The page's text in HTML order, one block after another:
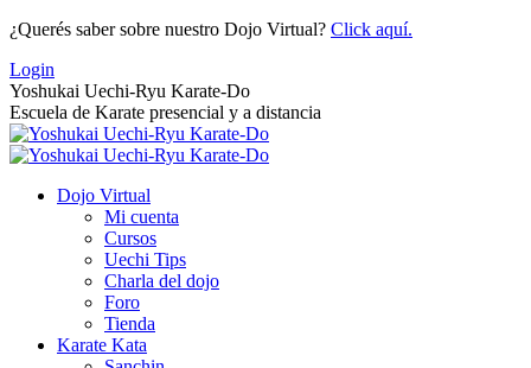
Saltar
contenido
¿Querés saber sobre nuestro Dojo Virtual? Click aquí.
Login
Yoshukai Uechi-Ryu Karate-Do
Escuela de Karate presencial y a distancia
Dojo Virtual
Mi cuenta
Cursos
Uechi Tips
Charla del dojo
Foro
Tienda
Karate Kata